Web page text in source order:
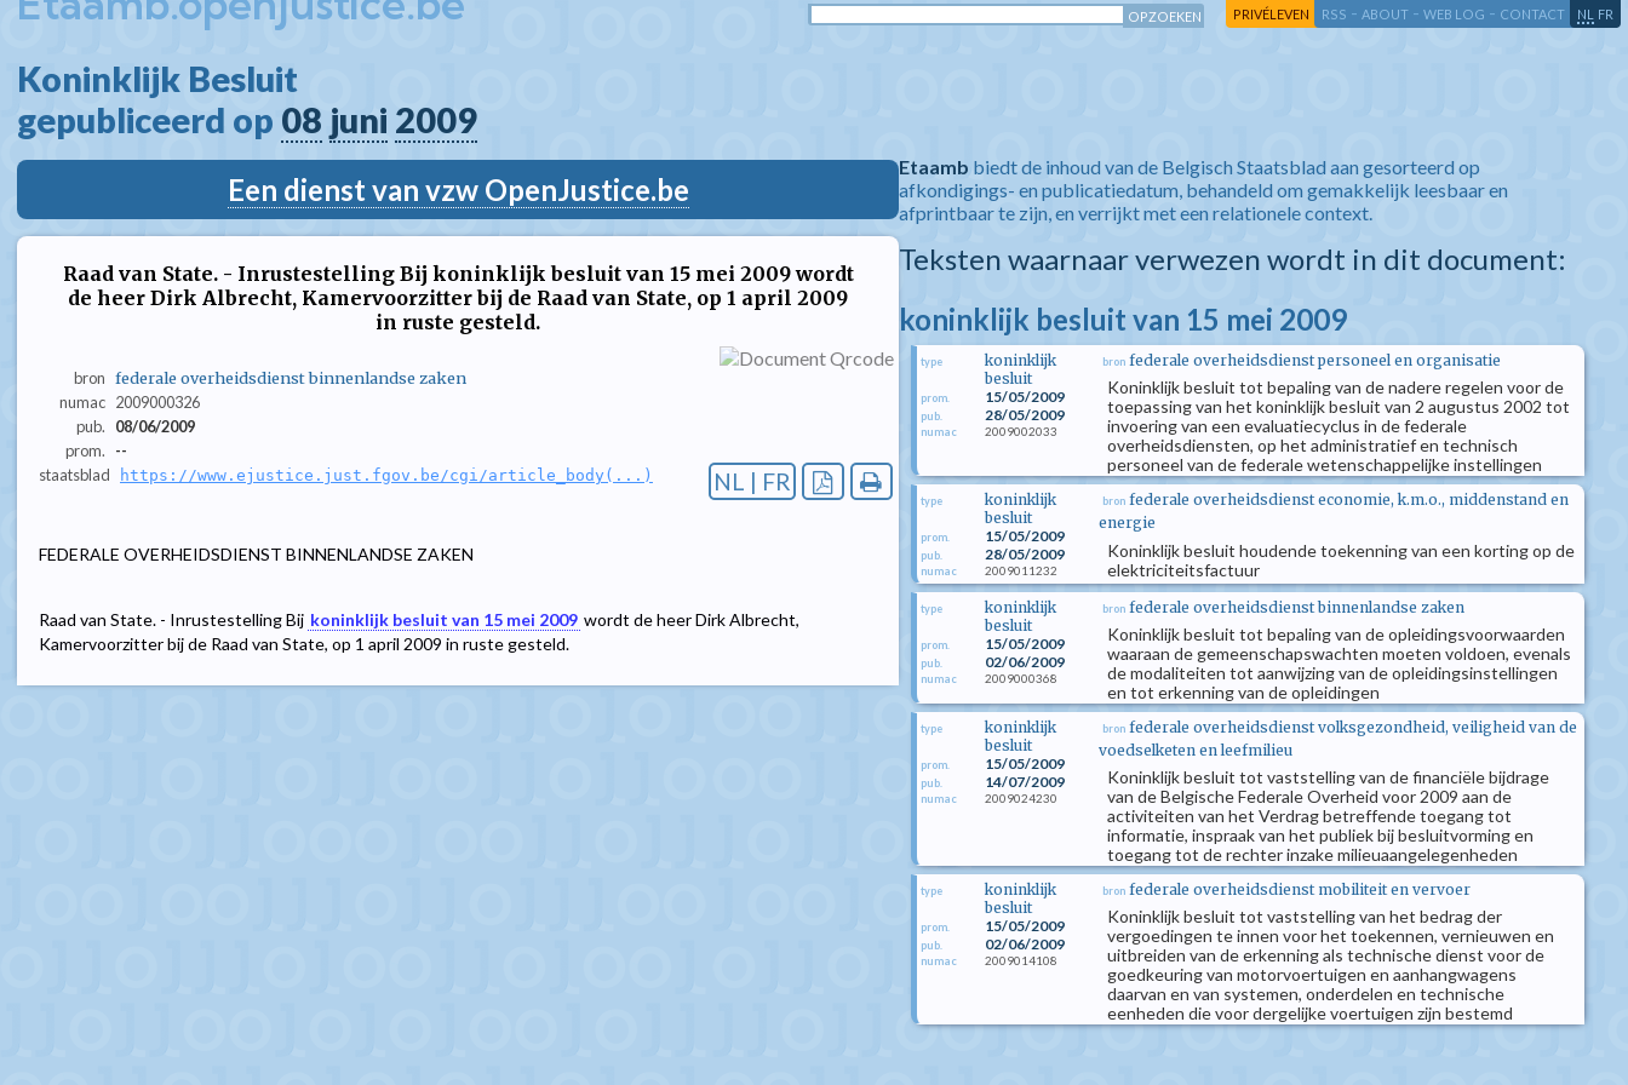
PRIVÉLEVEN RSS - ABOUT - WEB LOG - CONTACT NL FR
Koninklijk Besluit
gepubliceerd op 08 juni 2009
Een dienst van vzw OpenJustice.be
Raad van State. - Inrustestelling Bij koninklijk besluit van 15 mei 2009 wordt
de heer Dirk Albrecht, Kamervoorzitter bij de Raad van State, op 1 april 2009
in ruste gesteld.
bron federale overheidsdienst binnenlandse zaken
numac 2009000326
pub.
08/06/2009
prom.
--
staatsblad
https://www.ejustice.just.fgov.be/cgi/article_body(...) NL | FR
FEDERALE OVERHEIDSDIENST BINNENLANDSE ZAKEN
Raad van State. - Inrustestelling Bij koninklijk besluit van 15 mei 2009 wordt de heer Dirk Albrecht,
Kamervoorzitter bij de Raad van State, op 1 april 2009 in ruste gesteld.
Etaamb biedt de inhoud van de Belgisch Staatsblad aan gesorteerd op
afkondigings- en publicatiedatum, behandeld om gemakkelijk leesbaar en
afprintbaar te zijn, en verrijkt met een relationele context.
Teksten waarnaar verwezen wordt in dit document:
koninklijk besluit van 15 mei 2009
type
koninklijk
besluit
prom. 15/05/2009
pub. 28/05/2009
numac 2009002033
bron federale overheidsdienst personeel en organisatie
Koninklijk besluit tot bepaling van de nadere regelen voor de
toepassing van het koninklijk besluit van 2 augustus 2002 tot
invoering van een evaluatiecyclus in de federale
overheidsdiensten, op het administratief en technisch
personeel van de federale wetenschappelijke instellingen
type
koninklijk
besluit
prom. 15/05/2009
pub. 28/05/2009
numac 2009011232
bron federale overheidsdienst economie, k.m.o., middenstand en
energie
Koninklijk besluit houdende toekenning van een korting op de
elektriciteitsfactuur
type
koninklijk
besluit
prom. 15/05/2009
pub. 02/06/2009
numac 2009000368
bron federale overheidsdienst binnenlandse zaken
Koninklijk besluit tot bepaling van de opleidingsvoorwaarden
waaraan de gemeenschapswachten moeten voldoen, evenals
de modaliteiten tot aanwijzing van de opleidingsinstellingen
en tot erkenning van de opleidingen
type
koninklijk
besluit
prom. 15/05/2009
pub. 14/07/2009
numac 2009024230
bron federale overheidsdienst volksgezondheid, veiligheid van de
voedselketen en leefmilieu
Koninklijk besluit tot vaststelling van de financiële bijdrage
van de Belgische Federale Overheid voor 2009 aan de
activiteiten van het Verdrag betreffende toegang tot
informatie, inspraak van het publiek bij besluitvorming en
toegang tot de rechter inzake milieuaangelegenheden
type
koninklijk
besluit
prom. 15/05/2009
pub. 02/06/2009
numac 2009014108
bron federale overheidsdienst mobiliteit en vervoer
Koninklijk besluit tot vaststelling van het bedrag der
vergoedingen te innen voor het toekennen, vernieuwen en
uitbreiden van de erkenning als technische dienst voor de
goedkeuring van motorvoertuigen en aanhangwagens
daarvan en van systemen, onderdelen en technische
eenheden die voor dergelijke voertuigen zijn bestemd